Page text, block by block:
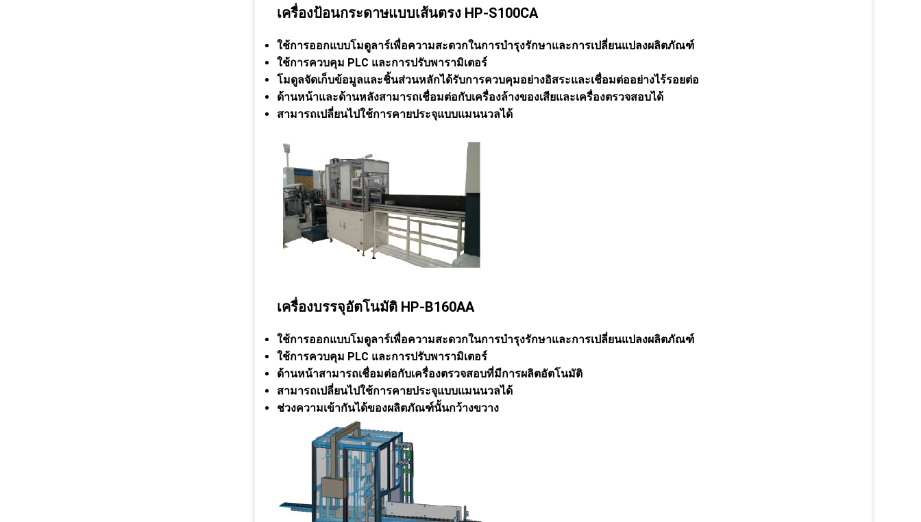
เครื่องป้อนกระดาษแบบเส้นตรง HP-S100CA
ใช้การออกแบบโมดูลาร์เพื่อความสะดวกในการบำรุงรักษาและการเปลี่ยนแปลงผลิตภัณฑ์
ใช้การควบคุม PLC และการปรับพารามิเตอร์
โมดูลจัดเก็บข้อมูลและชิ้นส่วนหลักได้รับการควบคุมอย่างอิสระและเชื่อมต่ออย่างไร้รอยต่อ
ด้านหน้าและด้านหลังสามารถเชื่อมต่อกับเครื่องล้างของเสียและเครื่องตรวจสอบได้
สามารถเปลี่ยนไปใช้การคายประจุแบบแมนนวลได้
เครื่องบรรจุอัตโนมัติ HP-B160AA
ใช้การออกแบบโมดูลาร์เพื่อความสะดวกในการบำรุงรักษาและการเปลี่ยนแปลงผลิตภัณฑ์
ใช้การควบคุม PLC และการปรับพารามิเตอร์
ด้านหน้าสามารถเชื่อมต่อกับเครื่องตรวจสอบที่มีการผลิตอัตโนมัติ
สามารถเปลี่ยนไปใช้การคายประจุแบบแมนนวลได้
ช่วงความเข้ากันได้ของผลิตภัณฑ์นั้นกว้างขวาง